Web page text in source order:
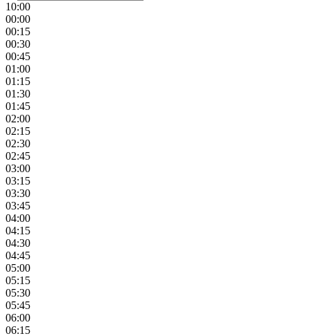
10:00
00:00
00:15
00:30
00:45
01:00
01:15
01:30
01:45
02:00
02:15
02:30
02:45
03:00
03:15
03:30
03:45
04:00
04:15
04:30
04:45
05:00
05:15
05:30
05:45
06:00
06:15